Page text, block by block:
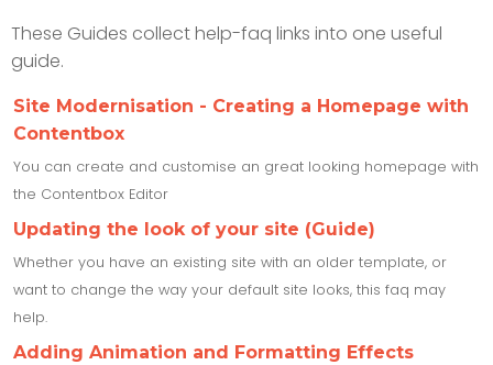
These Guides collect help-faq links into one useful
guide.
Site Modernisation - Creating a Homepage with
Contentbox
You can create and customise an great looking homepage with
the Contentbox Editor
Updating the look of your site (Guide)
Whether you have an existing site with an older template, or
want to change the way your default site looks, this faq may
help.
Adding Animation and Formatting Effects